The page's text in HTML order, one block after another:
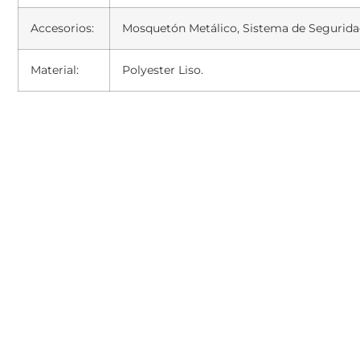
Accesorios: Mosquetón Metálico, Sistema de
Material: Polyester Liso.